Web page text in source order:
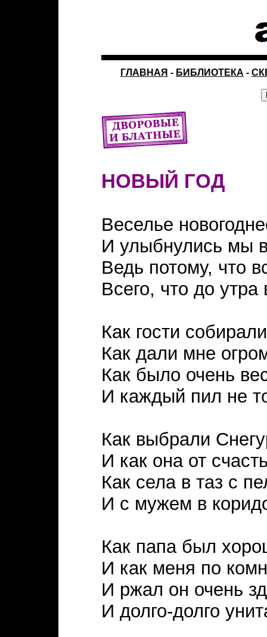
ГЛАВНАЯ - БИБЛИОТЕКА -
НОВЫЙ ГОД
Веселье
И улыбнулись мы
Ведь потому, что
Всего, что до
Как гости
Как дали мне
Как было очень
И каждый пил не
Как выбрали
И как она от
Как села в таз с
И с мужем в
Как папа был
И как меня по
И ржал он очень
И долго-долго